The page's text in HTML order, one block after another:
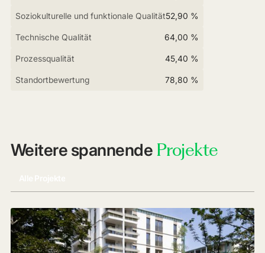
Soziokulturelle und funktionale Qualität52,90 %
Technische Qualität 64,00 %
Prozessqualität 45,40 %
Standortbewertung 78,80 %
Weitere spannende Projekte